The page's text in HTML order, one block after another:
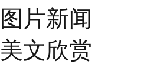
图片新闻
美文欣赏